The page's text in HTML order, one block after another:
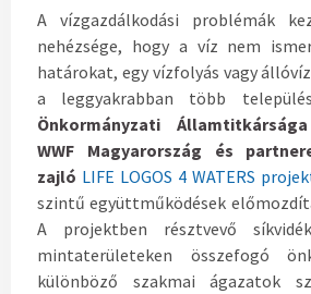
A vízgazdálkodási problémák
nehézsége, hogy a víz nem
határokat, egy vízfolyás vagy
a leggyakrabban több
Önkormányzati
WWF Magyarország és
zajló LIFE LOGOS 4 WATERS
szintű együttműködések
A projektben résztvevő
mintaterületeken összefogó
különböző szakmai ágazatok